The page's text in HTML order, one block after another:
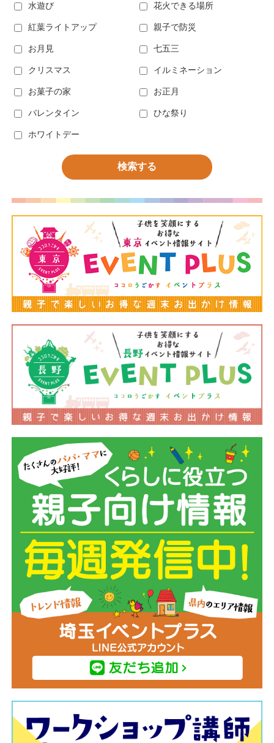
水遊び 花火できる場所
紅葉ライトアップ 親子で防災
お月見 七五三
クリスマス イルミネーション
お菓子の家 お正月
バレンタイン ひな祭り
ホワイトデー